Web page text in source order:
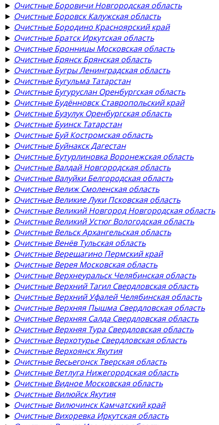
► Очистные Боровичи Новгородская область
► Очистные Боровск Калужская область
► Очистные Бородино Красноярский край
► Очистные Братск Иркутская область
► Очистные Бронницы Московская область
► Очистные Брянск Брянская область
► Очистные Бугры Ленинградская область
► Очистные Бугульма Татарстан
► Очистные Бугуруслан Оренбургская область
► Очистные Будённовск Ставропольский край
► Очистные Бузулук Оренбургская область
► Очистные Буинск Татарстан
► Очистные Буй Костромская область
► Очистные Буйнакск Дагестан
► Очистные Бутурлиновка Воронежская область
► Очистные Валдай Новгородская область
► Очистные Валуйки Белгородская область
► Очистные Велиж Смоленская область
► Очистные Великие Луки Псковская область
► Очистные Великий Новгород Новгородская область
► Очистные Великий Устюг Вологодская область
► Очистные Вельск Архангельская область
► Очистные Венёв Тульская область
► Очистные Верещагино Пермский край
► Очистные Верея Московская область
► Очистные Верхнеуральск Челябинская область
► Очистные Верхний Тагил Свердловская область
► Очистные Верхний Уфалей Челябинская область
► Очистные Верхняя Пышма Свердловская область
► Очистные Верхняя Салда Свердловская область
► Очистные Верхняя Тура Свердловская область
► Очистные Верхотурье Свердловская область
► Очистные Верхоянск Якутия
► Очистные Весьегонск Тверская область
► Очистные Ветлуга Нижегородская область
► Очистные Видное Московская область
► Очистные Вилюйск Якутия
► Очистные Вилючинск Камчатский край
► Очистные Вихоревка Иркутская область